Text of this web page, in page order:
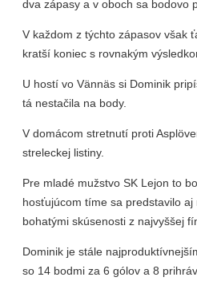
dva zápasy a v oboch sa bodovo
V každom z týchto zápasov však
kratší koniec s rovnakým
U hostí vo Vännäs si Dominik
tá nestačila na body.
V domácom stretnutí proti
streleckej listiny.
Pre mladé mužstvo SK Lejon to
hosťujúcom tíme sa predstavilo aj
bohatými skúsenosti z najvyššej
Dominik je stále
so 14 bodmi za 6 gólov a 8